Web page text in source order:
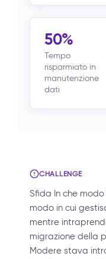
50%
Tempo
risparmiato in
manutenzione
dati
CHALLENGE
Sfida In che
modo in cui
mentre
migrazione della
Modere stava